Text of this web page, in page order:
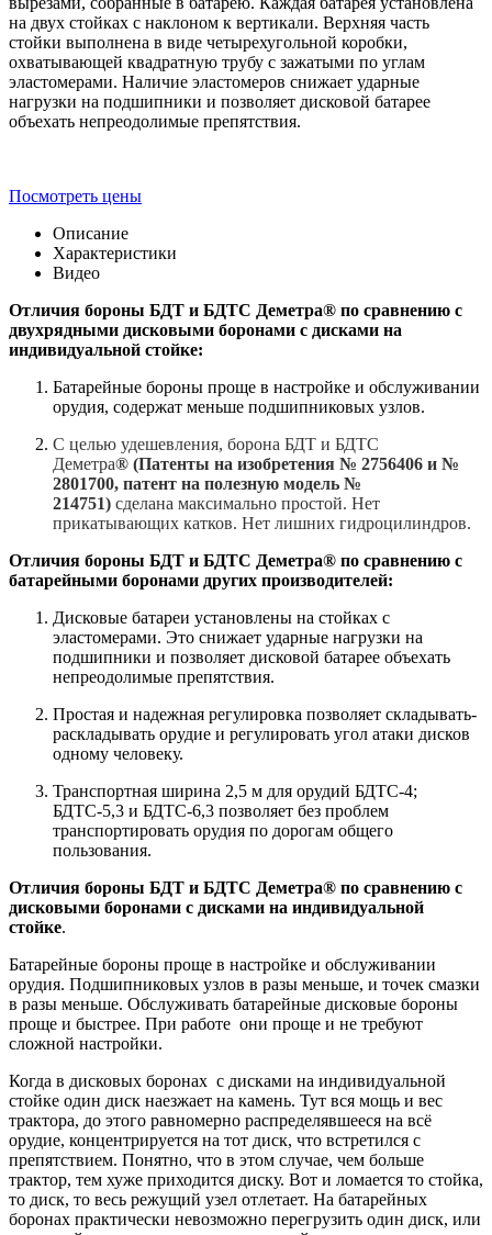
на двух стойках с наклоном к вертикали. Верхняя часть
стойки выполнена в виде четырехугольной коробки,
охватывающей квадратную трубу с зажатыми по углам
эластомерами. Наличие эластомеров снижает ударные
нагрузки на подшипники и позволяет дисковой батарее
объехать непреодолимые препятствия.
Посмотреть цены
Описание
Характеристики
Видео
Отличия бороны БДТ и БДТС Деметра® по сравнению с
двухрядными дисковыми боронами с дисками на
индивидуальной стойке:
Батарейные бороны проще в настройке и обслуживании
орудия, содержат меньше подшипниковых узлов.
С целью удешевления, борона БДТ и БДТС
Деметра® (Патенты на изобретения № 2756406 и №
2801700, патент на полезную модель №
214751) сделана максимально простой. Нет
прикатывающих катков. Нет лишних гидроцилиндров.
Отличия бороны БДТ и БДТС Деметра® по сравнению с
батарейными боронами других производителей:
Дисковые батареи установлены на стойках с
эластомерами. Это снижает ударные нагрузки на
подшипники и позволяет дисковой батарее объехать
непреодолимые препятствия.
Простая и надежная регулировка позволяет складывать-
раскладывать орудие и регулировать угол атаки дисков
одному человеку.
Транспортная ширина 2,5 м для орудий БДТС-4;
БДТС-5,3 и БДТС-6,3 позволяет без проблем
транспортировать орудия по дорогам общего
пользования.
Отличия бороны БДТ и БДТС Деметра® по сравнению с
дисковыми боронами с дисками на индивидуальной
стойке.
Батарейные бороны проще в настройке и обслуживании
орудия. Подшипниковых узлов в разы меньше, и точек смазки
в разы меньше. Обслуживать батарейные дисковые бороны
проще и быстрее. При работе они проще и не требуют
сложной настройки.
Когда в дисковых боронах с дисками на индивидуальной
стойке один диск наезжает на камень. Тут вся мощь и вес
трактора, до этого равномерно распределявшееся на всё
орудие, концентрируется на тот диск, что встретился с
препятствием. Понятно, что в этом случае, чем больше
трактор, тем хуже приходится диску. Вот и ломается то стойка,
то диск, то весь режущий узел отлетает. На батарейных
боронах практически невозможно перегрузить один диск, или